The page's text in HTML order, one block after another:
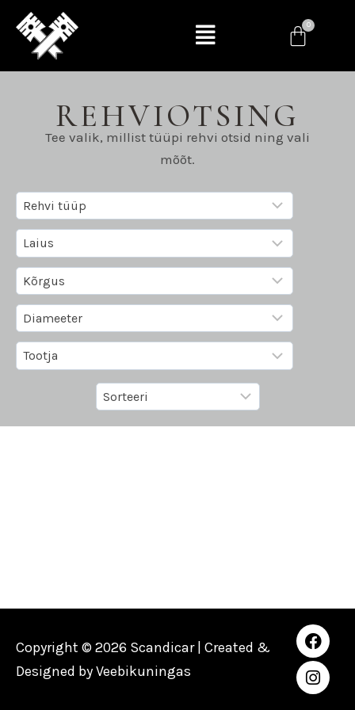
REHVIOTSING
Tee valik, millist tüüpi rehvi otsid ning vali
mõõt.
Copyright © 2026 Scandicar | Created &
Designed byVeebikuningas